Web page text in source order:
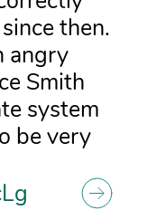
then.
angry
Smith
system
be very